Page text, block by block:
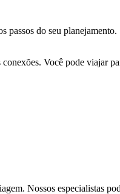
passos do seu planejamento.
Você pode viajar
Nossos especialistas